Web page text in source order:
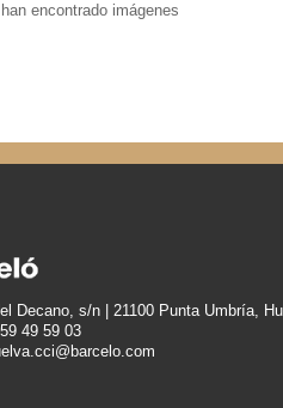
encontrado imágenes
Decano, s/n | 21100 Punta Umbría,
49 59 03